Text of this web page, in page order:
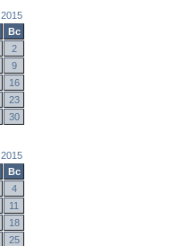
Вс
2
9
16
23
30
Вс
4
11
18
25